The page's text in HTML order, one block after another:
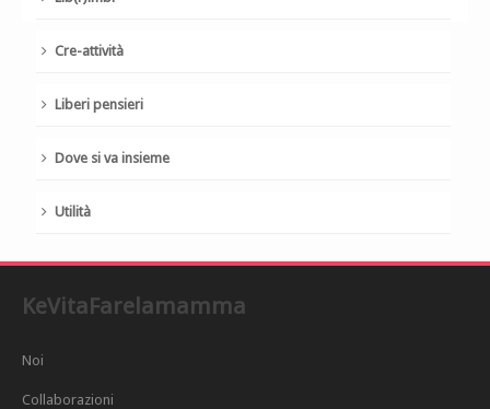
Cre-attività
Liberi pensieri
Dove si va insieme
Utilità
KeVitaFarelamamma
Noi
Collaborazioni